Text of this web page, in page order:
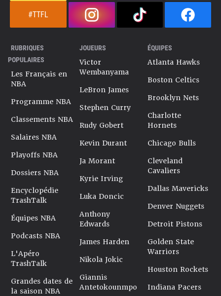
#TTFL
RUBRIQUES
POPULAIRES
Les Français en
NBA
Programme NBA
Classements NBA
Salaires NBA
Playoffs NBA
Dossiers NBA
Encyclopédie
TrashTalk
Équipes NBA
Podcasts NBA
L'Apéro
TrashTalk
Grandes dates de
la saison NBA
JOUEURS
Victor
Wembanyama
LeBron James
Stephen Curry
Rudy Gobert
Kevin Durant
Ja Morant
Kyrie Irving
Luka Doncic
Anthony
Edwards
James Harden
Nikola Jokic
Giannis
Antetokounmpo
ÉQUIPES
Atlanta Hawks
Boston Celtics
Brooklyn Nets
Charlotte
Hornets
Chicago Bulls
Cleveland
Cavaliers
Dallas Mavericks
Denver Nuggets
Detroit Pistons
Golden State
Warriors
Houston Rockets
Indiana Pacers